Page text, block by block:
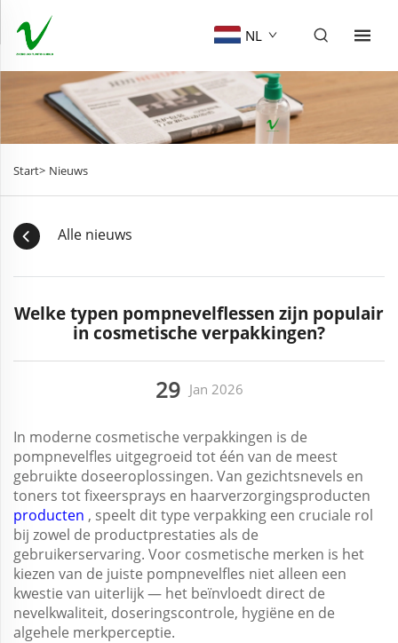
NL
Start> Nieuws
Alle nieuws
Welke typen pompnevelflessen zijn populair
in cosmetische verpakkingen?
29 Jan 2026
In moderne cosmetische verpakkingen is de
pompnevelfles uitgegroeid tot één van de meest
gebruikte doseeroplossingen. Van gezichtsnevels en
toners tot fixeersprays en haarverzorgingsproducten
producten , speelt dit type verpakking een cruciale rol
bij zowel de productprestaties als de
gebruikerservaring. Voor cosmetische merken is het
kiezen van de juiste pompnevelfles niet alleen een
kwestie van uiterlijk — het beïnvloedt direct de
nevelkwaliteit, doseringscontrole, hygiëne en de
algehele merkperceptie.